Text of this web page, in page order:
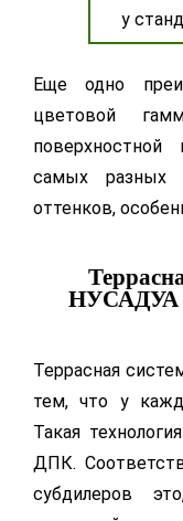
у
Еще одно
цветовой
самых разных
оттенков,
НУСАДУА
Террасная
тем, что у
Такая
ДПК.
субдилеров